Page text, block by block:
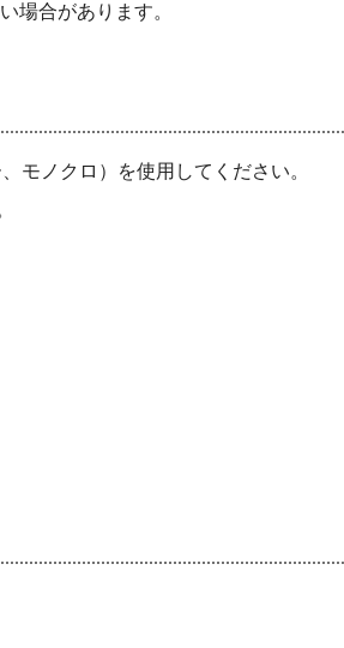
合があります。
モノクロ）を使用してください。